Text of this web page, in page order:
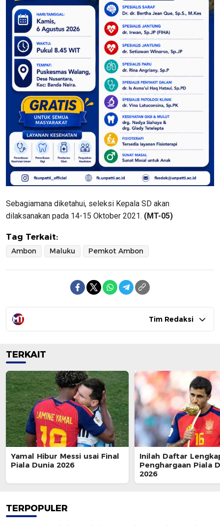
Sebagiamana diketahui, seleksi Kepala SD akan
dilaksanakan pada 14-15 Oktober 2021. (MT-05)
Tag Terkait:
Ambon Maluku Pemkot Ambon
Tim Redaksi
TERKAIT
Yamal Hibur Messi usai Final
Piala Dunia 2026
Inilah Daftar
Penghargaan Piala
2026
TERPOPULER